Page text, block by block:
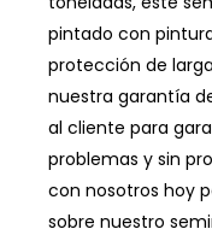
pintado con
protección de
nuestra garantía
al cliente para
problemas y sin
con nosotros hoy
sobre nuestro